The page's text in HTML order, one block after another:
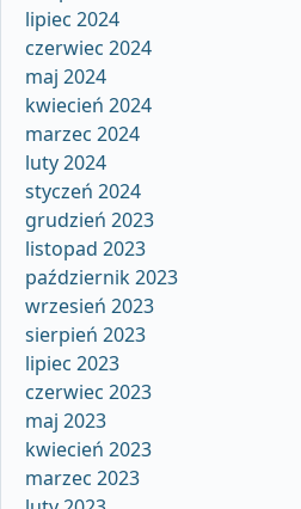
lipiec 2024
czerwiec 2024
maj 2024
kwiecień 2024
marzec 2024
luty 2024
styczeń 2024
grudzień 2023
listopad 2023
październik 2023
wrzesień 2023
sierpień 2023
lipiec 2023
czerwiec 2023
maj 2023
kwiecień 2023
marzec 2023